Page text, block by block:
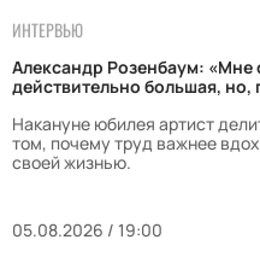
ИНТЕРВЬЮ
Александр Розенбаум: «Мне
действительно большая,
Накануне юбилея артист
том, почему труд важнее
своей жизнью.
05.08.2026 / 19:00